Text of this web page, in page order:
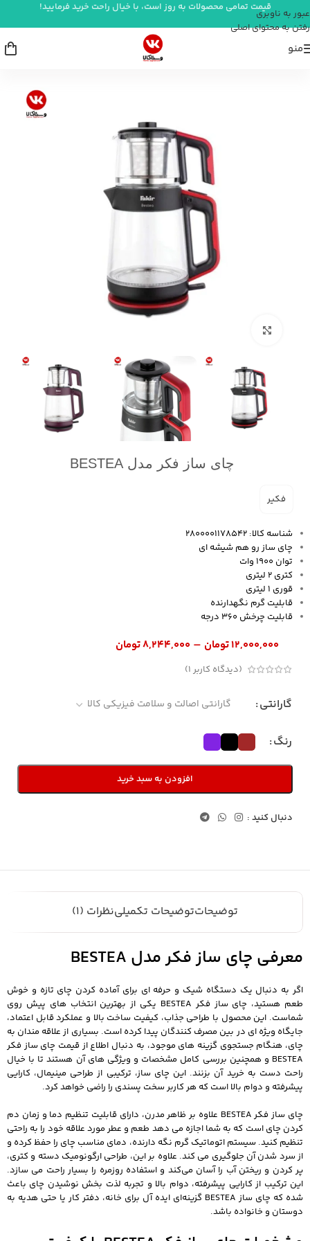
عبور به ناوبری
رفتن به محتوای اصلی
قیمت تمامی محصولات به روز است، با خیال راحت خرید فرمایید!
منو
چای ساز و سماور برقی
چای ساز فکر مدل BESTEA
فکیر
شناسه کالا: 2800001178542
چای ساز رو هم شیشه ای
توان 1900 وات
کتری 2 لیتری
قوری 1 لیتری
قابلیت گرم نگهدارنده
قابلیت چرخش 360 درجه
۱۲,۰۰۰,۰۰۰تومان – ۸,۲۴۴,۰۰۰تومان
(دیدگاه کاربر 1
)
گارانتی
رنگ
افزودن به سبد خرید
دنبال کنید :
توضیحاتتوضیحات تکمیلینظرات (1)
معرفی چای ساز فکر مدل BESTEA
اگر به‌ دنبال یک دستگاه شیک و حرفه‌ ای برای آماده کردن چای تازه و خوش‌
طعم هستید، چای ساز فکر BESTEA یکی از بهترین انتخاب‌ های پیش روی
شماست. این محصول با طراحی جذاب، کیفیت ساخت بالا و عملکرد قابل‌ اعتماد،
جایگاه ویژه‌ ای در بین مصرف‌ کنندگان پیدا کرده است. بسیاری از علاقه‌ مندان به
چای، هنگام جستجوی گزینه‌ های موجود، به دنبال اطلاع از قیمت چای ساز فکر
BESTEA و همچنین بررسی کامل مشخصات و ویژگی‌ های آن هستند تا با خیال
راحت دست به خرید آن بزنند. این چای ساز، ترکیبی از طراحی مینیمال، کارایی
پیشرفته و دوام بالا است که هر کاربر سخت‌ پسندی را راضی خواهد کرد.
چای ساز فکر BESTEA علاوه بر ظاهر مدرن، دارای قابلیت تنظیم دما و زمان دم
کردن چای است که به شما اجازه می‌ دهد طعم و عطر مورد علاقه خود را به راحتی
تنظیم کنید. سیستم اتوماتیک گرم نگه‌ دارنده، دمای مناسب چای را حفظ کرده و
از سرد شدن آن جلوگیری می‌ کند. علاوه بر این، طراحی ارگونومیک دسته و کتری،
پر کردن و ریختن آب را آسان می‌کند و استفاده روزمره را بسیار راحت می‌ سازد.
این ترکیب از کارایی پیشرفته، دوام بالا و تجربه لذت‌ بخش نوشیدن چای باعث
شده که چای ساز BESTEA گزینه‌ای ایده‌ آل برای خانه، دفتر کار یا حتی هدیه به
دوستان و خانواده باشد.